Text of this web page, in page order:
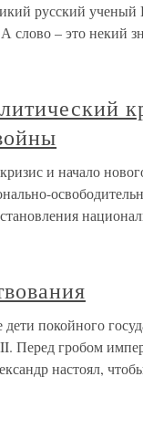
русский
слово – это некий
и начало
покойного
Перед гробом
настоял,